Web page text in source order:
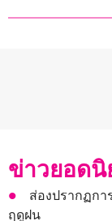
ข่าวยอด
ส่องปรากฏกา
ฤดูฝน